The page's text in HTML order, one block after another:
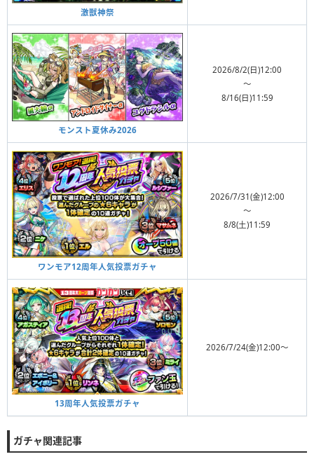
激獣神祭
モンスト夏休み2026
2026/8/2(日)12:00
〜
8/16(日)11:59
ワンモア12周年人気投票ガチャ
2026/7/31(金)12:00
〜
8/8(土)11:59
13周年人気投票ガチャ
2026/7/24(金)12:00〜
ガチャ関連記事